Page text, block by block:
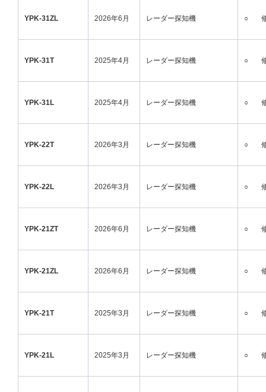
YPK-31ZL 2026年6月 レーダー探知機 ○
YPK-31T 2025年4月 レーダー探知機 ○
YPK-31L 2025年4月 レーダー探知機 ○
YPK-22T 2026年3月 レーダー探知機 ○
YPK-22L 2026年3月 レーダー探知機 ○
YPK-21ZT 2026年6月 レーダー探知機 ○
YPK-21ZL 2026年6月 レーダー探知機 ○
YPK-21T 2025年3月 レーダー探知機 ○
YPK-21L 2025年3月 レーダー探知機 ○